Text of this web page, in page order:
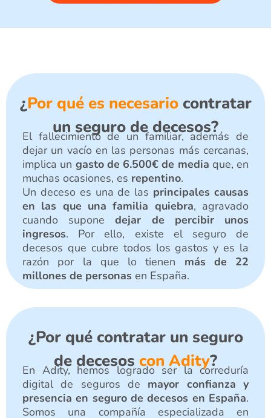
¿Por qué es necesariocontratar
un seguro de decesos?
El fallecimiento de un familiar, además de
dejar un vacío en las personas más cercanas,
implica un gasto de 6.500€ de media que, en
muchas ocasiones, es repentino.
Un deceso es una de las principales causas
en las que una familia quiebra, agravado
cuando suponedejar de percibir unos
ingresos. Por ello, existe el seguro de
decesos que cubre todos los gastos y es la
razón por la que lo tienen más de 22
millones de personas en España.
¿Por qué contratar un seguro
de decesos con Adity?
En Adity, hemos logrado ser la correduría
digital de seguros de mayor confianza y
presencia en seguro de decesos en España.
Somos una compañía especializada en